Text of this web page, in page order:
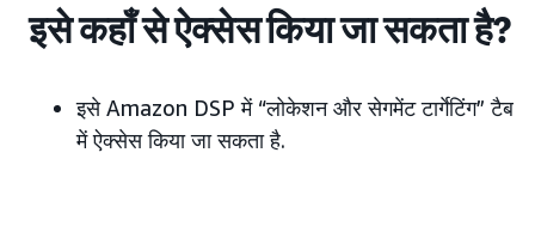
इसे कहाँ से ऐक्सेस किया जा सकता है?
इसे Amazon DSP में “लोकेशन और सेगमेंट टार्गेटिंग” टैब
में ऐक्सेस किया जा सकता है.